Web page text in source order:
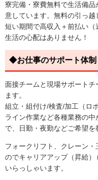
寮完備・寮費無料で生活備
意しています。無料の引っ
短い期間で高収入＋前払い
生活の心配はありません！
◆お仕事のサポート体
面接チームと現場サポート
ます。
組立・組付け/検査/加工（ロ
ライン作業など各種業務の
で、日勤・夜勤などご希望を
フォークリフト、クレーン
のでキャリアアップ（昇給
いらっしゃいます。